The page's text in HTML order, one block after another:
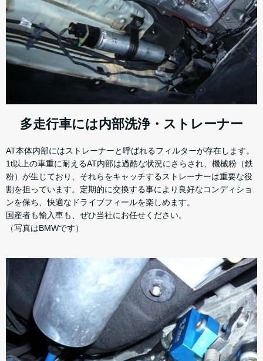
多走行車には内部洗浄・ストレーナー
AT本体内部にはストレーナーと呼ばれるフィルターが存在します。
1t以上の車重に耐えるAT内部は過酷な状況にさらされ、機械粉（鉄
粉）が生じており、それらをキャッチするストレーナーは重要な役
割を担っています。定期的に交換する事により良好なコンディショ
ンを保ち、快適なドライブフィールを楽しめます。
国産者も輸入車も、ぜひ当社にお任せください。
（写真はBMWです）